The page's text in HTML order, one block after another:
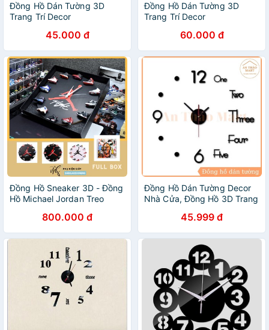
Đồng Hồ Dán Tường 3D
Trang Trí Decor
45.000 đ
Đồng Hồ Dán Tường 3D
Trang Trí Decor
60.000 đ
Đồng Hồ Sneaker 3D - Đồng
Hồ Michael Jordan Treo
800.000 đ
Đồng Hồ Dán Tường Decor
Nhà Cửa, Đồng Hồ 3D Trang
45.999 đ